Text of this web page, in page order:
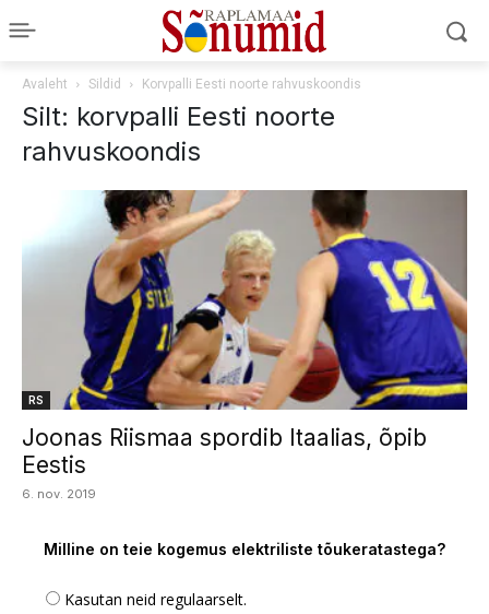
Avaleht Sildid Korvpalli Eesti noorte rahvuskoondis
Silt: korvpalli Eesti noorte
rahvuskoondis
RS
Joonas Riismaa spordib Itaalias, õpib
Eestis
6. nov. 2019
Milline on teie kogemus elektriliste tõukeratastega?
Kasutan neid regulaarselt.